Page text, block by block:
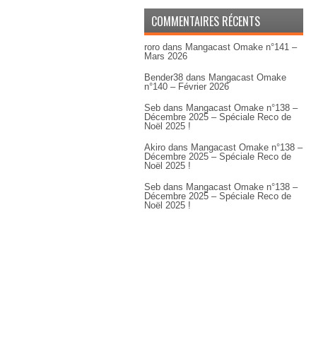
COMMENTAIRES RÉCENTS
roro dans Mangacast Omake n°141 –
Mars 2026
Bender38 dans Mangacast Omake
n°140 – Février 2026
Seb dans Mangacast Omake n°138 –
Décembre 2025 – Spéciale Reco de
Noël 2025 !
Akiro dans Mangacast Omake n°138 –
Décembre 2025 – Spéciale Reco de
Noël 2025 !
Seb dans Mangacast Omake n°138 –
Décembre 2025 – Spéciale Reco de
Noël 2025 !